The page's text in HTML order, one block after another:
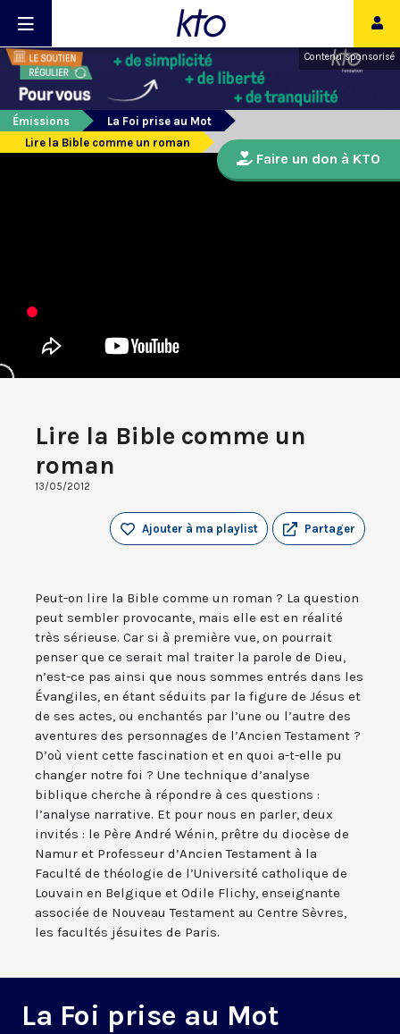
Contenu sponsorisé
Émissions
La Foi prise au Mot
Lire la Bible comme un roman
Lire la Bible comme un
roman
13/05/2012
Partager
Ajouter à ma playlist
Peut-on lire la Bible comme un roman ? La question
peut sembler provocante, mais elle est en réalité
très sérieuse. Car si à première vue, on pourrait
penser que ce serait mal traiter la parole de Dieu,
n’est-ce pas ainsi que nous sommes entrés dans les
Évangiles, en étant séduits par la figure de Jésus et
de ses actes, ou enchantés par l’une ou l’autre des
aventures des personnages de l’Ancien Testament ?
D’où vient cette fascination et en quoi a-t-elle pu
changer notre foi ? Une technique d’analyse
biblique cherche à répondre à ces questions :
l’analyse narrative. Et pour nous en parler, deux
invités : le Père André Wénin, prêtre du diocèse de
Namur et Professeur d’Ancien Testament à la
Faculté de théologie de l’Université catholique de
Louvain en Belgique et Odile Flichy, enseignante
associée de Nouveau Testament au Centre Sèvres,
les facultés jésuites de Paris.
La Foi prise au Mot
Faire un don à KTO